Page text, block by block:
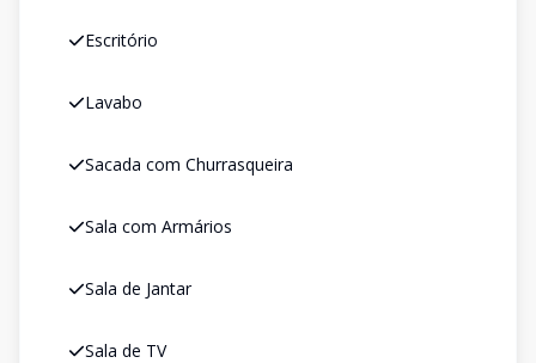
Escritório
Lavabo
Sacada com Churrasqueira
Sala com Armários
Sala de Jantar
Sala de TV